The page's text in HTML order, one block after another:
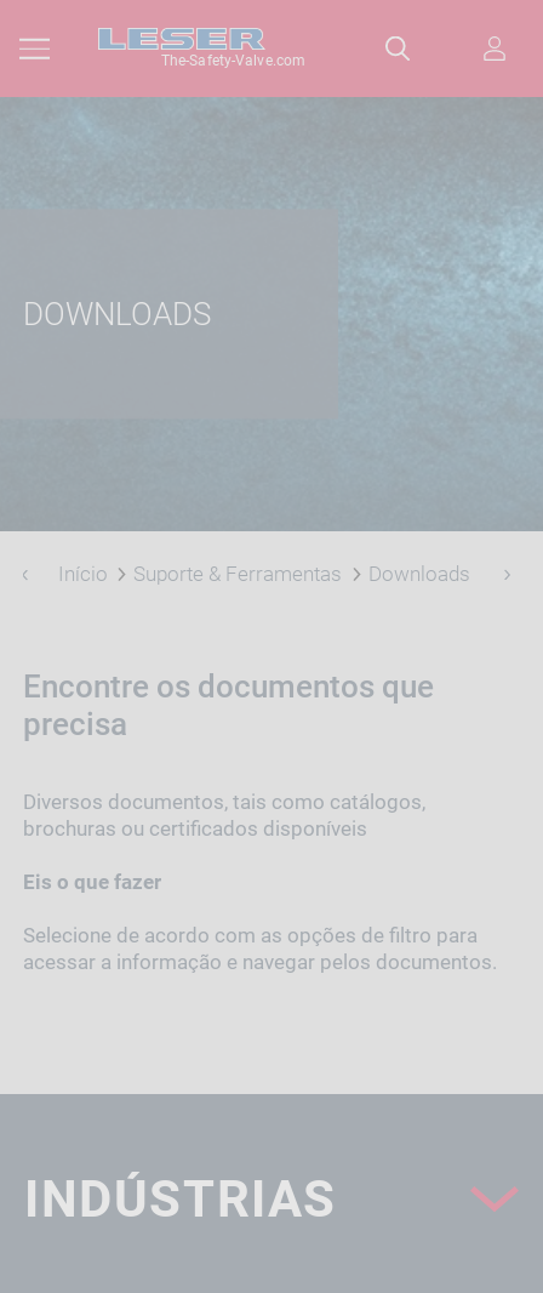
The-Safety-Valve.com
DOWNLOADS
Início Suporte & Ferramentas Downloads
Encontre os documentos que
precisa
Diversos documentos, tais como catálogos,
brochuras ou certificados disponíveis
Eis o que fazer
Selecione de acordo com as opções de filtro para
acessar a informação e navegar pelos documentos.
INDÚSTRIAS